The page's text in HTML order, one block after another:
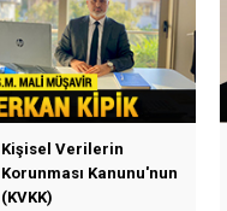
Kişisel Verilerin
Korunması Kanunu'nun
(KVKK)